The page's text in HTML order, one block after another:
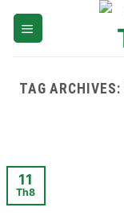
Skip
TAG ARCHIVES:
11
Th8